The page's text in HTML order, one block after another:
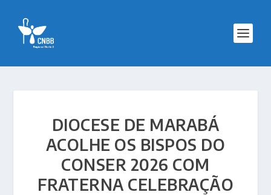
DIOCESE DE MARABÁ
ACOLHE OS BISPOS DO
CONSER 2026 COM
FRATERNA CELEBRAÇÃO